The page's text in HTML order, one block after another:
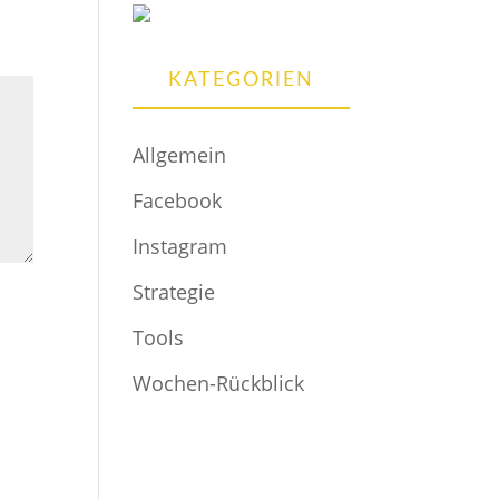
KATEGORIEN
Allgemein
Facebook
Instagram
Strategie
Tools
Wochen-Rückblick